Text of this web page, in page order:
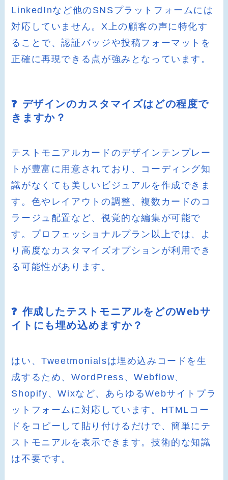
LinkedInなど他のSNSプラットフォームには
対応していません。X上の顧客の声に特化す
ることで、認証バッジや投稿フォーマットを
正確に再現できる点が強みとなっています。
❓ デザインのカスタマイズはどの程度で
きますか？
テストモニアルカードのデザインテンプレー
トが豊富に用意されており、コーディング知
識がなくても美しいビジュアルを作成できま
す。色やレイアウトの調整、複数カードのコ
ラージュ配置など、視覚的な編集が可能で
す。プロフェッショナルプラン以上では、よ
り高度なカスタマイズオプションが利用でき
る可能性があります。
❓ 作成したテストモニアルをどのWebサ
イトにも埋め込めますか？
はい、Tweetmonialsは埋め込みコードを生
成するため、WordPress、Webflow、
Shopify、Wixなど、あらゆるWebサイトプラ
ットフォームに対応しています。HTMLコー
ドをコピーして貼り付けるだけで、簡単にテ
ストモニアルを表示できます。技術的な知識
は不要です。